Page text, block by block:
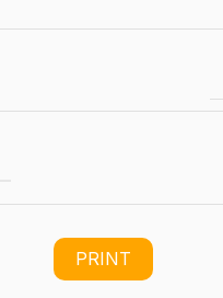
PRINT